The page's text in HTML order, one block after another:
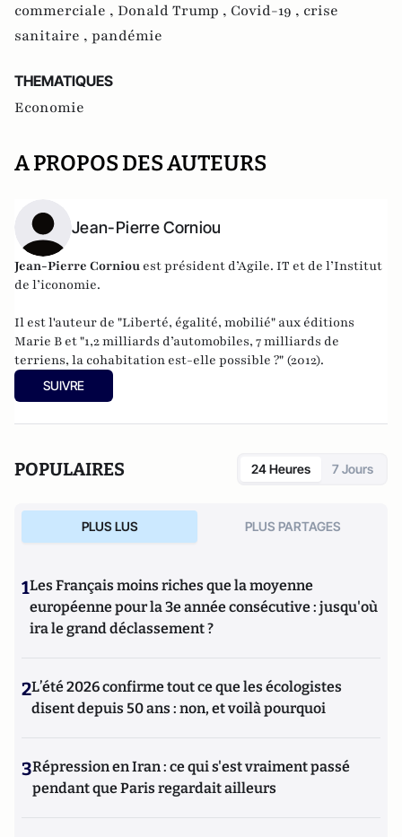
commerciale , Donald Trump , Covid-19 , crise
sanitaire , pandémie
THEMATIQUES
Economie
A PROPOS DES AUTEURS
Jean-Pierre Corniou
Jean-Pierre Corniou est président d’Agile. IT et de l’Institut
de l’iconomie.
Il est l'auteur de "Liberté, égalité, mobilié" aux éditions
Marie B et "1,2 milliards d’automobiles, 7 milliards de
terriens, la cohabitation est-elle possible ?" (2012).
SUIVRE
POPULAIRES 24 Heures 7 Jours
PLUS LUS PLUS PARTAGES
1Les Français moins riches que la moyenne
européenne pour la 3e année consécutive : jusqu'où
ira le grand déclassement ?
2L’été 2026 confirme tout ce que les écologistes
disent depuis 50 ans : non, et voilà pourquoi
3Répression en Iran : ce qui s'est vraiment passé
pendant que Paris regardait ailleurs